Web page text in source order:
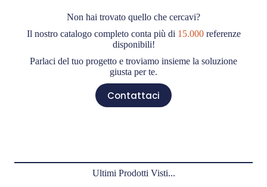
Non hai trovato quello che cercavi?
Il nostro catalogo completo conta più di 15.000referenze
disponibili!
Parlaci del tuo progetto e troviamo insieme la soluzione
giusta per te.
Contattaci
Ultimi Prodotti Visti...